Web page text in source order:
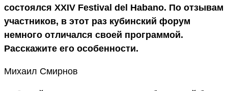
состоялся XXIV Festival del Habano. По отзывам
участников, в этот раз кубинский форум
немного отличался своей программой.
Расскажите его особенности.
Михаил Смирнов